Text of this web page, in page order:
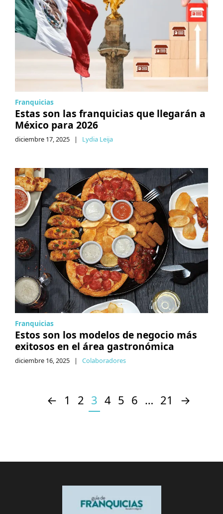
Franquicias
Estas son las franquicias que llegarán a
México para 2026
diciembre 17, 2025 | Lydia Leija
Franquicias
Estos son los modelos de negocio más
exitosos en el área gastronómica
diciembre 16, 2025 | Colaboradores
← 1 2 3 4 5 6 … 21 →